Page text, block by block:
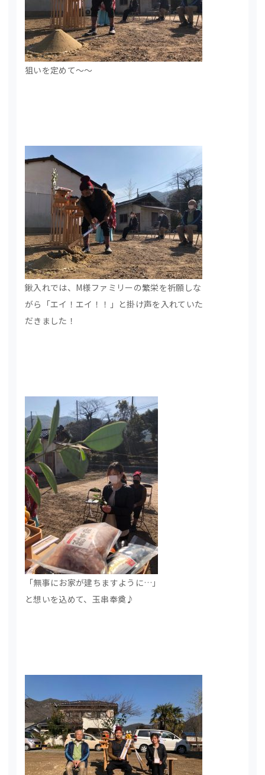
狙いを定めて～～
鍬入れでは、M様ファミリーの繁栄を祈願しな
がら「エイ！エイ！！」と掛け声を入れていた
だきました！
「無事にお家が建ちますように…」
と想いを込めて、玉串奉奠♪